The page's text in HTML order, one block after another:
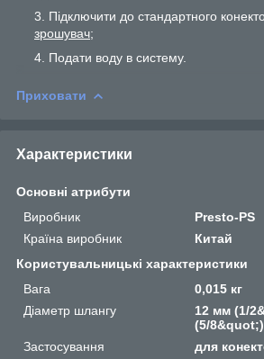
Підключити до стандартного
зрошувач;
Подати воду в систему.
Приховати
Характеристики
Основні атрибути
Виробник
Presto-PS
Країна виробник
Китай
Користувальницькі характеристики
Вага
0,015 кг
Діаметр шлангу
12 мм (1/
(5/
Застосування
для